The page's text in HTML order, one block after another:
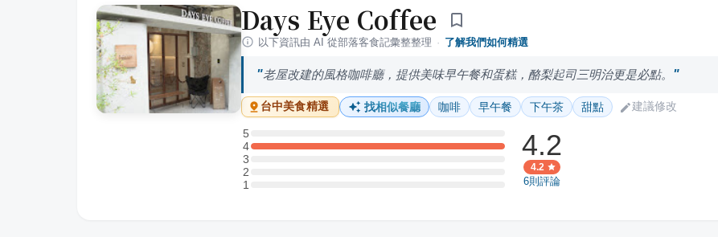
Days Eye Coffee
以下資訊由 AI 從部落客食記彙整整理 · 了解我們如何精選
老屋改建的風格咖啡廳，提供美味早午餐和蛋糕，酪梨起司三明治更是必點。
台中美食精選 找相似餐廳 咖啡 早午餐 下午茶 甜點 建議修改
5
5 星：0 則評論
4
4 星：2 則評論
3
3 星：0 則評論
2
2 星：0 則評論
11 星：0 則評論
4.2
4.2
6則評論